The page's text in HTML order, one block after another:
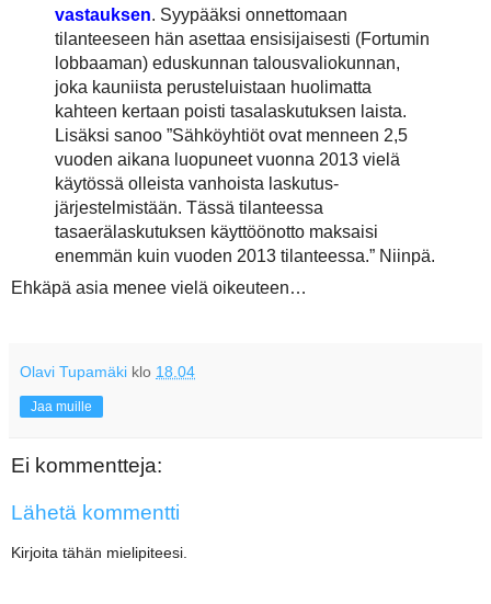
vastauksen. Syypääksi onnettomaan
tilanteeseen hän asettaa ensisijaisesti (Fortumin
lobbaaman) eduskunnan talousvaliokunnan,
joka kauniista perusteluistaan huolimatta
kahteen kertaan poisti tasalaskutuksen laista.
Lisäksi sanoo ”Sähköyhtiöt ovat menneen 2,5
vuoden aikana luopuneet vuonna 2013 vielä
käytössä olleista vanhoista laskutus-
järjestelmistään. Tässä tilanteessa
tasaerälaskutuksen käyttöönotto maksaisi
enemmän kuin vuoden 2013 tilanteessa.” Niinpä.
Ehkäpä asia menee vielä oikeuteen…
Olavi Tupamäki klo 18.04
Jaa muille
Ei kommentteja:
Lähetä kommentti
Kirjoita tähän mielipiteesi.